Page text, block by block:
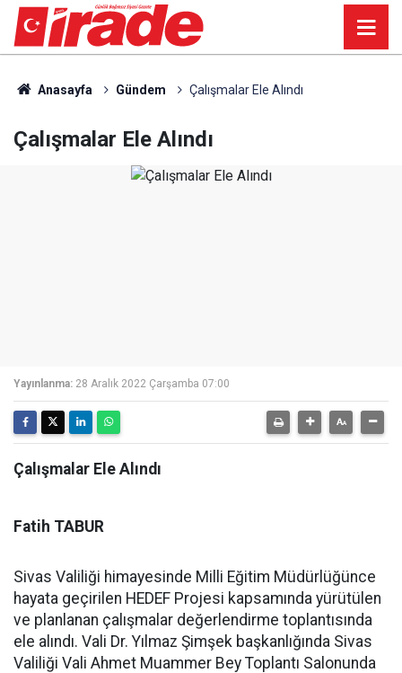
Anasayfa Gündem Çalışmalar Ele Alındı
Çalışmalar Ele Alındı
Yayınlanma: 28 Aralık 2022 Çarşamba 07:00
Çalışmalar Ele Alındı
Fatih TABUR
Sivas Valiliği himayesinde Milli Eğitim Müdürlüğünce
hayata geçirilen HEDEF Projesi kapsamında yürütülen
ve planlanan çalışmalar değerlendirme toplantısında
ele alındı. Vali Dr. Yılmaz Şimşek başkanlığında Sivas
Valiliği Vali Ahmet Muammer Bey Toplantı Salonunda